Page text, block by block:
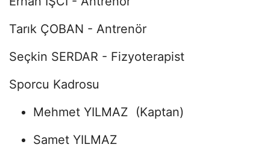
Tarık ÇOBAN - Antrenör
Seçkin SERDAR - Fizyoterapist
Sporcu Kadrosu
Mehmet YILMAZ (Kaptan)
Samet YILMAZ